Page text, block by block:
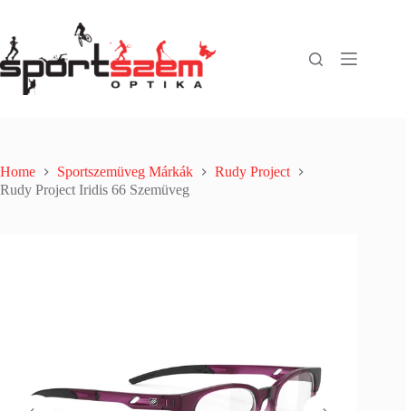
Home Sportszemüveg Márkák
Rudy Project
Rudy Project Iridis 66 Szemüveg